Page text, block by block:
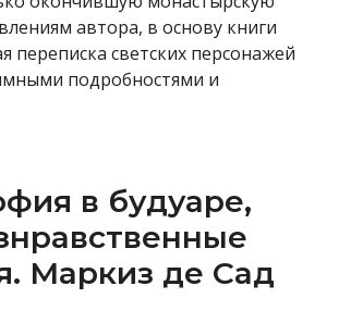
автора, в основу книги
переписка светских персонажей
подробностями и
в будуаре,
Маркиз де Сад